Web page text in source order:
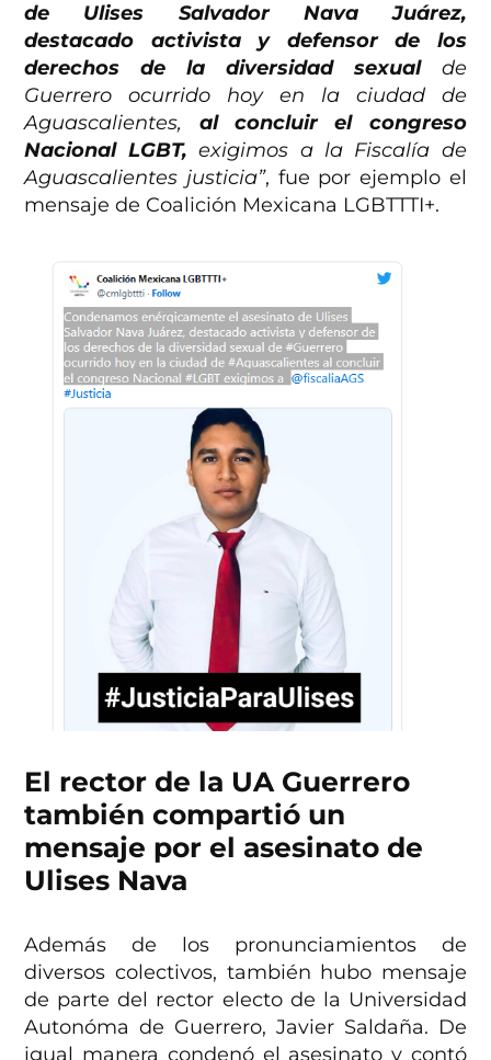
de Ulises Salvador Nava Juárez,
destacado activista y defensor de los
derechos de la diversidad sexualde
Guerrero ocurrido hoy en la ciudad de
Aguascalientes, al concluir el congreso
Nacional LGBT,exigimos a la Fiscalía de
Aguascalientes justicia”, fue por ejemplo el
mensaje de Coalición Mexicana LGBTTTI+.
El rector de la UA Guerrero
también compartió un
mensaje por el asesinato de
Ulises Nava
Además de los pronunciamientos de
diversos colectivos, también hubo mensaje
de parte del rector electo de la Universidad
Autonóma de Guerrero, Javier Saldaña. De
igual manera condenó el asesinato y contó